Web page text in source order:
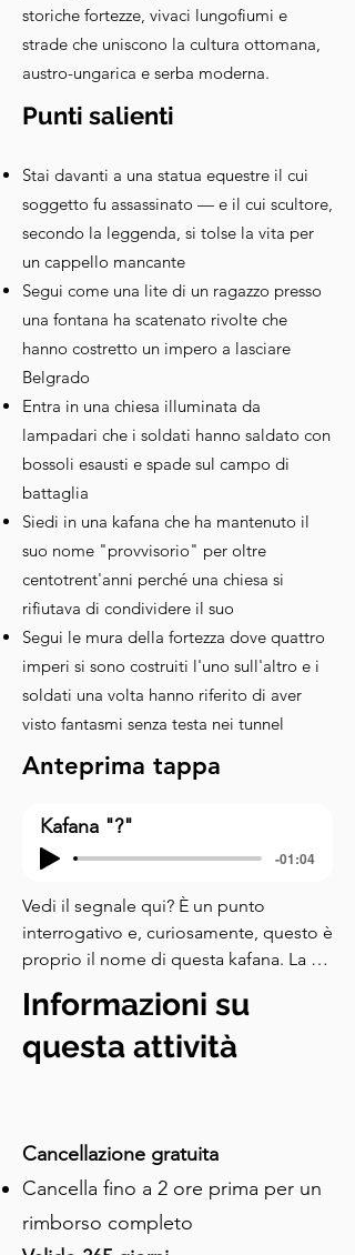
storiche fortezze, vivaci lungofiumi e
strade che uniscono la cultura ottomana,
austro-ungarica e serba moderna.
Punti salienti
Stai davanti a una statua equestre il cui
soggetto fu assassinato — e il cui scultore,
secondo la leggenda, si tolse la vita per
un cappello mancante
Segui come una lite di un ragazzo presso
una fontana ha scatenato rivolte che
hanno costretto un impero a lasciare
Belgrado
Entra in una chiesa illuminata da
lampadari che i soldati hanno saldato con
bossoli esausti e spade sul campo di
battaglia
Siedi in una kafana che ha mantenuto il
suo nome "provvisorio" per oltre
centotrent'anni perché una chiesa si
rifiutava di condividere il suo
Segui le mura della fortezza dove quattro
imperi si sono costruiti l'uno sull'altro e i
soldati una volta hanno riferito di aver
visto fantasmi senza testa nei tunnel
Anteprima tappa
Kafana "?"
-01:04
Vedi il segnale qui? È un punto
interrogativo e, curiosamente, questo è
proprio il nome di questa kafana. La
preferite in questo tour. Questo
edificio fu originariamente costruito su
ordine del Principe Miloš, che poi lo
servizio leale. Negli anni, il nome
cambiò ripetutamente da Tomina
kafana a Srpska kafana, e poi Kod
pastira. Alla fine del diciannovesimo
Informazioni su
questa attività
Cancellazione gratuita
Cancella fino a 2 ore prima per un
rimborso completo